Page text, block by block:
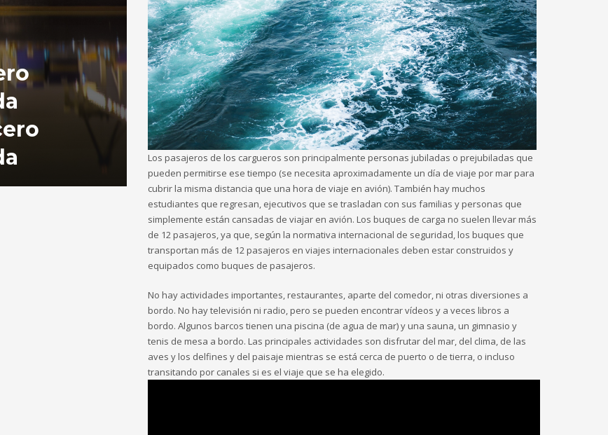
Los pasajeros de los cargueros son principalmente personas jubiladas o prejubiladas que
pueden permitirse ese tiempo (se necesita aproximadamente un día de viaje por mar para
cubrir la misma distancia que una hora de viaje en avión). También hay muchos
estudiantes que regresan, ejecutivos que se trasladan con sus familias y personas que
simplemente están cansadas de viajar en avión. Los buques de carga no suelen llevar más
de 12 pasajeros, ya que, según la normativa internacional de seguridad, los buques que
transportan más de 12 pasajeros en viajes internacionales deben estar construidos y
equipados como buques de pasajeros.
No hay actividades importantes, restaurantes, aparte del comedor, ni otras diversiones a
bordo. No hay televisión ni radio, pero se pueden encontrar vídeos y a veces libros a
bordo. Algunos barcos tienen una piscina (de agua de mar) y una sauna, un gimnasio y
tenis de mesa a bordo. Las principales actividades son disfrutar del mar, del clima, de las
aves y los delfines y del paisaje mientras se está cerca de puerto o de tierra, o incluso
transitando por canales si es el viaje que se ha elegido.